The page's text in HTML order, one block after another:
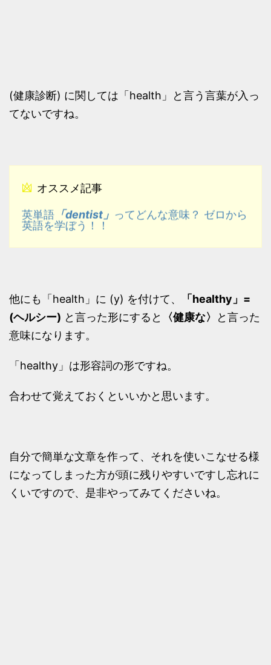
(健康診断) に関しては「health」と言う言葉が入っ
てないですね。
オススメ記事
英単語 「dentist」 ってどんな意味？ ゼロから
英語を学ぼう！！
他にも「health」に (y) を付けて、
「healthy」=
(ヘルシー) と言った形にすると 〈健康な〉
と言った
意味になります。
「healthy」は形容詞の形ですね。
合わせて覚えておくといいかと思います。
自分で簡単な文章を作って、それを使いこなせる様
になってしまった方が頭に残りやすいですし忘れに
くいですので、是非やってみてくださいね。